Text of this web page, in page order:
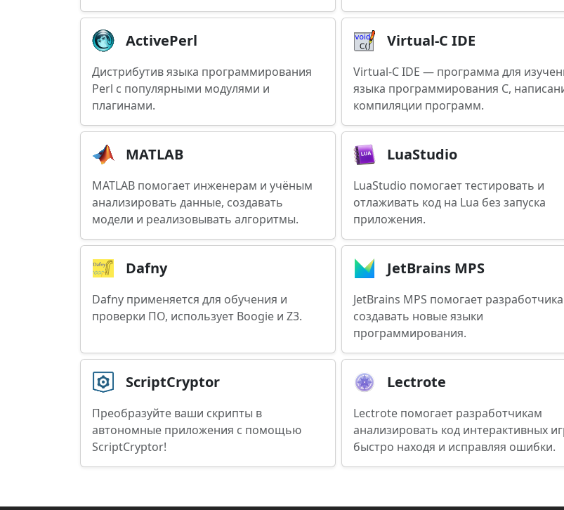
ActivePerl
Дистрибутив языка программирования
Perl с популярными модулями и
плагинами.
Virtual-C IDE
Virtual-C IDE — программа для
языка программирования C,
компиляции программ.
MATLAB
MATLAB помогает инженерам и учёным
анализировать данные, создавать
модели и реализовывать алгоритмы.
LuaStudio
LuaStudio помогает тестировать и
отлаживать код на Lua без запуска
приложения.
Dafny
Dafny применяется для обучения и
проверки ПО, использует Boogie и Z3.
JetBrains MPS
JetBrains MPS помогает
создавать новые языки
программирования.
ScriptCryptor
Преобразуйте ваши скрипты в
автономные приложения с помощью
ScriptCryptor!
Lectrote
Lectrote помогает разработчикам
анализировать код интерактивных
быстро находя и исправляя ошибки.